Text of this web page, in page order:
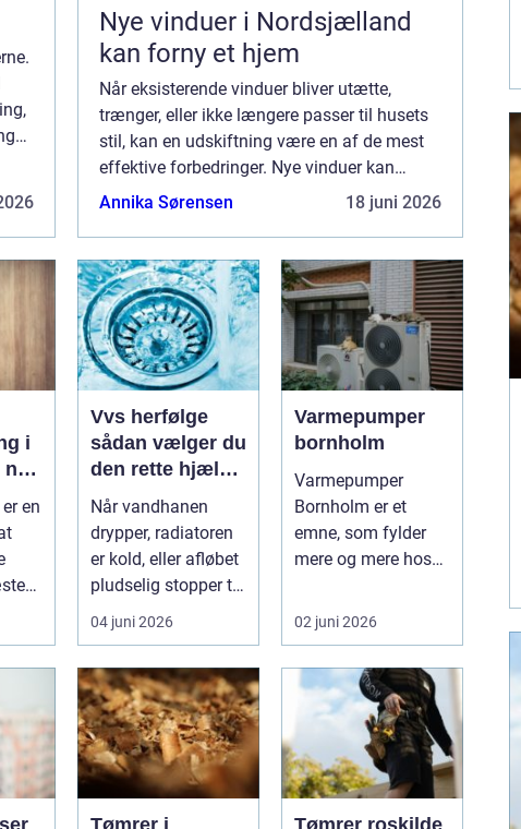
Nye vinduer i Nordsjælland
kan forny et hjem
Når eksisterende vinduer bliver utætte,
trænger, eller ikke længere passer til husets
stil, kan en udskiftning være en af de mest
effektive forbedringer. Nye vinduer kan
sænke energiforbruget, forbedre komforten,
Annika Sørensen 18 juni 2026
i
når
en
Vvs herfølge
sådan vælger du
den rette hjælp
til vand, varme
og sanitet
Når vandhanen
drypper, radiatoren
er kold, eller afløbet
pludselig stopper til,
er en pålidelig
04 juni 2026
Varmepumper
bornholm
Varmepumper
Bornholm er et
emne, som fylder
mere og mere hos
virksomheder, der
02 juni 2026